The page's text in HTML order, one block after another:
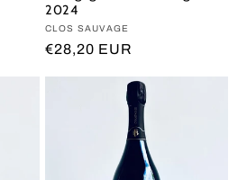
2024
Vendor:
CLOS SAUVAGE
Regular
€28,20 EUR